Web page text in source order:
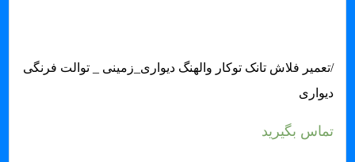
/تعمیر فلاش تانک توکار والهنگ دیواری_زمینی _ توالت فرنگی
دیواری
تماس بگیرید